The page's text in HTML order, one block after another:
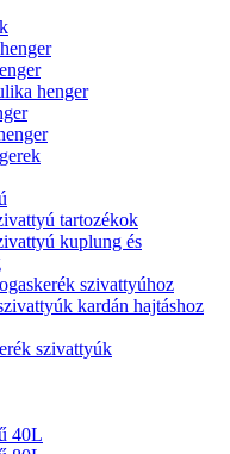
henger
tartozékok
kuplung és
szivattyúhoz
kardán hajtáshoz
szivattyúk
40L